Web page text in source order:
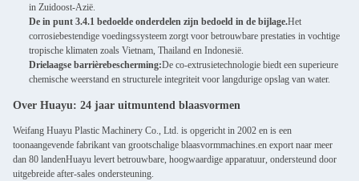
in Zuidoost-Azië.
De in punt 3.4.1 bedoelde onderdelen zijn bedoeld in de bijlage.Het
corrosiebestendige voedingssysteem zorgt voor betrouwbare prestaties in vochtige
tropische klimaten zoals Vietnam, Thailand en Indonesië.
Drielaagse barrièrebescherming:De co-extrusietechnologie biedt een superieure
chemische weerstand en structurele integriteit voor langdurige opslag van water.
Over Huayu: 24 jaar uitmuntend blaasvormen
Weifang Huayu Plastic Machinery Co., Ltd. is opgericht in 2002 en is een
toonaangevende fabrikant van grootschalige blaasvormmachines.en export naar meer
dan 80 landenHuayu levert betrouwbare, hoogwaardige apparatuur, ondersteund door
uitgebreide after-sales ondersteuning.